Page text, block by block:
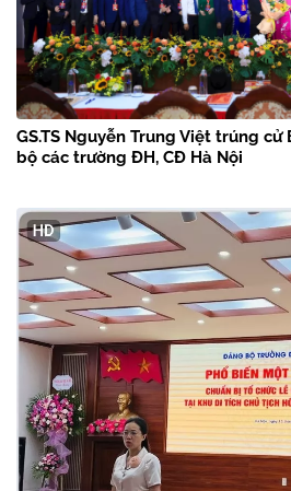
GS.TS Nguyễn Trung Việt trúng
bộ các trường ĐH, CĐ Hà Nội